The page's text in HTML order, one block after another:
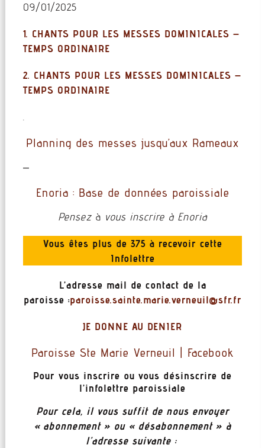
09/01/2025
1. CHANTS POUR LES MESSES DOMINICALES –
TEMPS ORDINAIRE
2. CHANTS POUR LES MESSES DOMINICALES –
TEMPS ORDINAIRE
Planning des messes jusqu’aux Rameaux
–
Enoria : Base de données paroissiale
Pensez à vous inscrire à Enoria
Vous êtes plus de 375 à recevoir cette
Infolettre
L’adresse mail de contact de la
paroisse :
rf.rfs
@liuenrev.eiram.etnias.essiorap
JE DONNE AU DENIER
Paroisse Ste Marie Verneuil | Facebook
Pour vous inscrire ou vous désinscrire de
l’infolettre paroissiale
Pour cela, il vous suffit de nous envoyer
« abonnement » ou « désabonnement » à
l’adresse suivante :